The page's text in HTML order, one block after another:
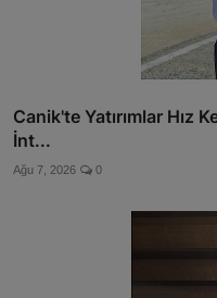
Canik'te Yatırımlar Hız
İnt...
Ağu 7, 2026 0